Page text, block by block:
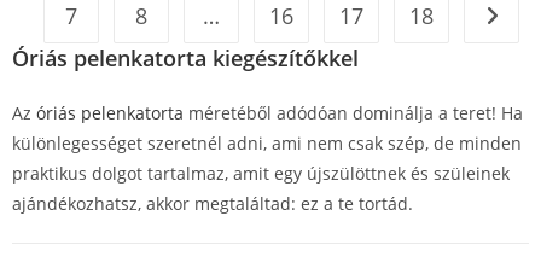
7
8 … 16 17
18
Óriás pelenkatorta kiegészítőkkel
Az óriás pelenkatorta méretéből adódóan dominálja a teret! Ha
különlegességet szeretnél adni, ami nem csak szép, de minden
praktikus dolgot tartalmaz, amit egy újszülöttnek és szüleinek
ajándékozhatsz, akkor megtaláltad: ez a te tortád.